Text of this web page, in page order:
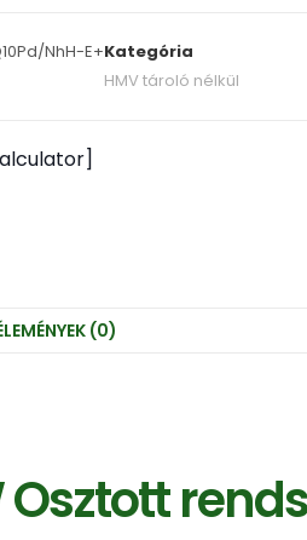
NhH-E+Kategória
HMV tároló nélkül
(0)
Osztott